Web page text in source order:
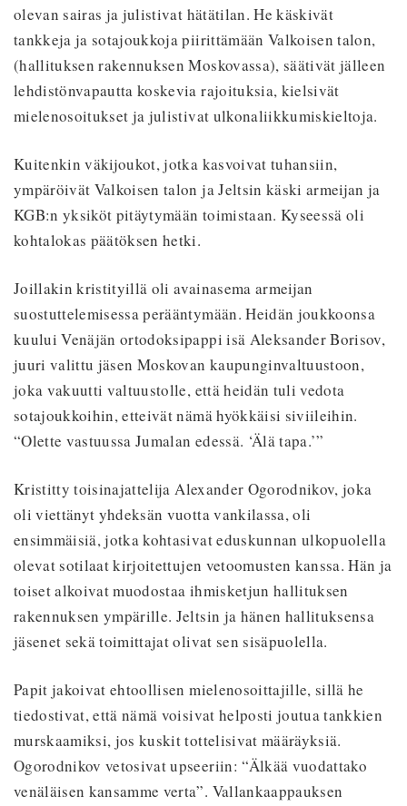
olevan sairas ja julistivat hätätilan. He käskivät
tankkeja ja sotajoukkoja piirittämään Valkoisen talon,
(hallituksen rakennuksen Moskovassa), säätivät jälleen
lehdistönvapautta koskevia rajoituksia, kielsivät
mielenosoitukset ja julistivat ulkonaliikkumiskieltoja.
Kuitenkin väkijoukot, jotka kasvoivat tuhansiin,
ympäröivät Valkoisen talon ja Jeltsin käski armeijan ja
KGB:n yksiköt pitäytymään toimistaan. Kyseessä oli
kohtalokas päätöksen hetki.
Joillakin kristityillä oli avainasema armeijan
suostuttelemisessa perääntymään. Heidän joukkoonsa
kuului Venäjän ortodoksipappi isä Aleksander Borisov,
juuri valittu jäsen Moskovan kaupunginvaltuustoon,
joka vakuutti valtuustolle, että heidän tuli vedota
sotajoukkoihin, etteivät nämä hyökkäisi siviileihin.
“Olette vastuussa Jumalan edessä. ‘Älä tapa.’”
Kristitty toisinajattelija Alexander Ogorodnikov, joka
oli viettänyt yhdeksän vuotta vankilassa, oli
ensimmäisiä, jotka kohtasivat eduskunnan ulkopuolella
olevat sotilaat kirjoitettujen vetoomusten kanssa. Hän ja
toiset alkoivat muodostaa ihmisketjun hallituksen
rakennuksen ympärille. Jeltsin ja hänen hallituksensa
jäsenet sekä toimittajat olivat sen sisäpuolella.
Papit jakoivat ehtoollisen mielenosoittajille, sillä he
tiedostivat, että nämä voisivat helposti joutua tankkien
murskaamiksi, jos kuskit tottelisivat määräyksiä.
Ogorodnikov vetosivat upseeriin: “Älkää vuodattako
venäläisen kansamme verta”. Vallankaappauksen